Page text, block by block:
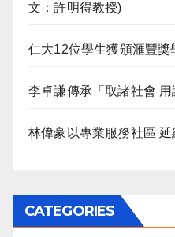
文：許明得教授)
仁大12位學生獲頒滙豐獎
李卓謙傳承「取諸社會
林偉豪以專業服務社區 延
CATEGORIES